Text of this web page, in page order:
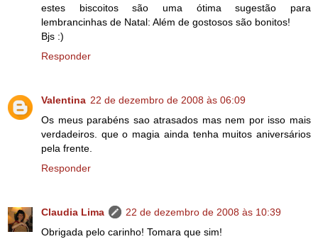
estes biscoitos são uma ótima sugestão para
lembrancinhas de Natal: Além de gostosos são bonitos!
Bjs :)
Responder
Valentina 22 de dezembro de 2008 às 06:09
Os meus parabéns sao atrasados mas nem por isso mais
verdadeiros. que o magia ainda tenha muitos aniversários
pela frente.
Responder
Claudia Lima
22 de dezembro de 2008 às 10:39
Obrigada pelo carinho! Tomara que sim!